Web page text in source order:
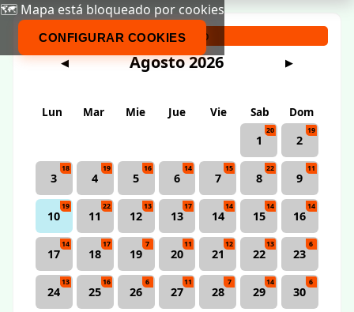
🗺️ Mapa está bloqueado por cookies
CONFIGURAR COOKIES
Calendario
◀ Agosto 2026 ▶
Lun Mar Mie Jue Vie Sab
Dom
1
20
2
19
3
18
4
19
5
16
6
14
7
15
8
22
9
11
10
19
11
22
12
13
13
17
14
14
15
14
16
14
17
14
18
17
19
7
20
11
21
12
22
13
23
6
24
13
25
16
26
6
27
11
28
7
29
14
30
6